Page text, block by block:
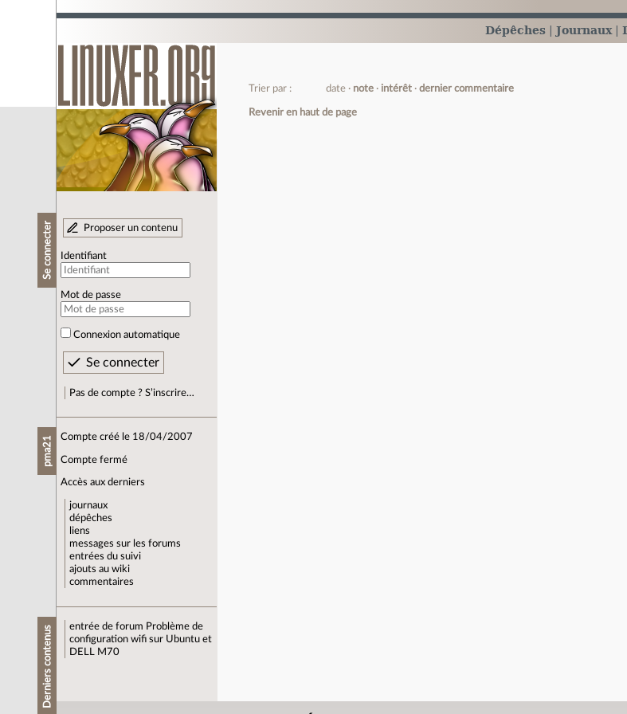
Dépêches Journaux
Se connecter Proposer un contenu
Identifiant
Mot de passe
Connexion automatique
Pas de compte ? S’inscrire…
pma21 Compte créé le 18/04/2007
Compte fermé
Accès aux derniers
journaux
dépêches
liens
messages sur les forums
entrées du suivi
ajouts au wiki
commentaires
Derniers contenus entrée de forum Problème de
configuration wifi sur Ubuntu et
DELL M70
Trier par : date note intérêt dernier commentaire
Revenir en haut de page